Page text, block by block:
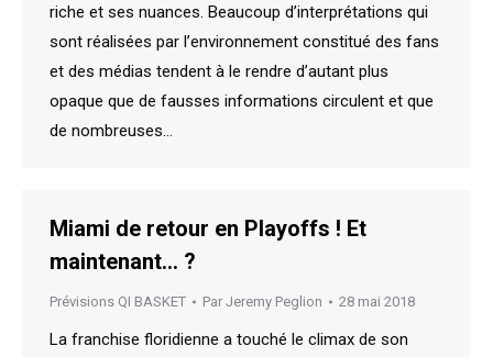
riche et ses nuances. Beaucoup d’interprétations qui
sont réalisées par l’environnement constitué des fans
et des médias tendent à le rendre d’autant plus
opaque que de fausses informations circulent et que
de nombreuses…
Miami de retour en Playoffs ! Et
maintenant… ?
Prévisions QI BASKET Par Jeremy Peglion 28 mai 2018
La franchise floridienne a touché le climax de son